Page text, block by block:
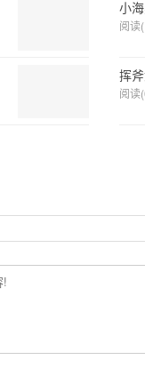
小
阅读
挥
阅读